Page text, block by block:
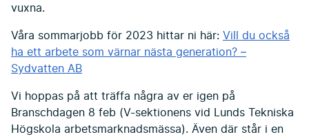
vuxna.
Våra sommarjobb för 2023 hittar ni här: Vill du också
ha ett arbete som värnar nästa generation? –
Sydvatten AB
Vi hoppas på att träffa några av er igen på
Branschdagen 8 feb (V-sektionens vid Lunds Tekniska
Högskola arbetsmarknadsmässa). Även där står i en